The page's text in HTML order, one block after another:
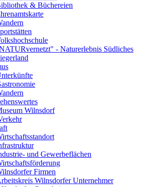
& Büchereien
- Naturerlebnis Südliches
Wilnsdorf
und Gewerbeflächen
Firmen
Wilnsdorfer Unternehmer